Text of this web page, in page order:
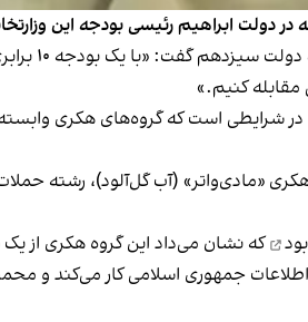
رئیسی بودجه این وزارتخانه افزایش ۱۰
خطیب
کنیم.»
در شرایطی است که گروه‌های هکری
«مادی‌واتر» (آب گل‌آلود)، رشته
که نشان می‌داد این گروه هکری از
اطلاعات جمهوری اسلامی کار می‌کند